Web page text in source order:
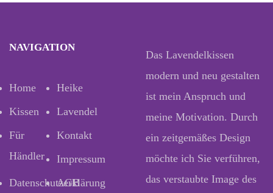
NAVIGATION
Home
Heike
Kissen
Lavendel
Für
Händler
Kontakt
Impressum
Datenschutzerklärung
AGB
Das Lavendelkissen
modern und neu gestalten
ist mein Anspruch und
meine Motivation. Durch
ein zeitgemäßes Design
möchte ich Sie verführen,
das verstaubte Image des